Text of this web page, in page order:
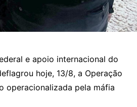
e apoio internacional do
hoje, 13/8, a Operação
operacionalizada pela máfia